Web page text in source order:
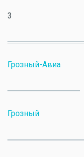
3
Грозный-Авиа
Грозный